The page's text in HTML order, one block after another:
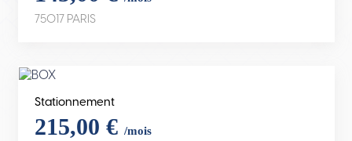
75017 PARIS
Stationnement
215,00 € /mois